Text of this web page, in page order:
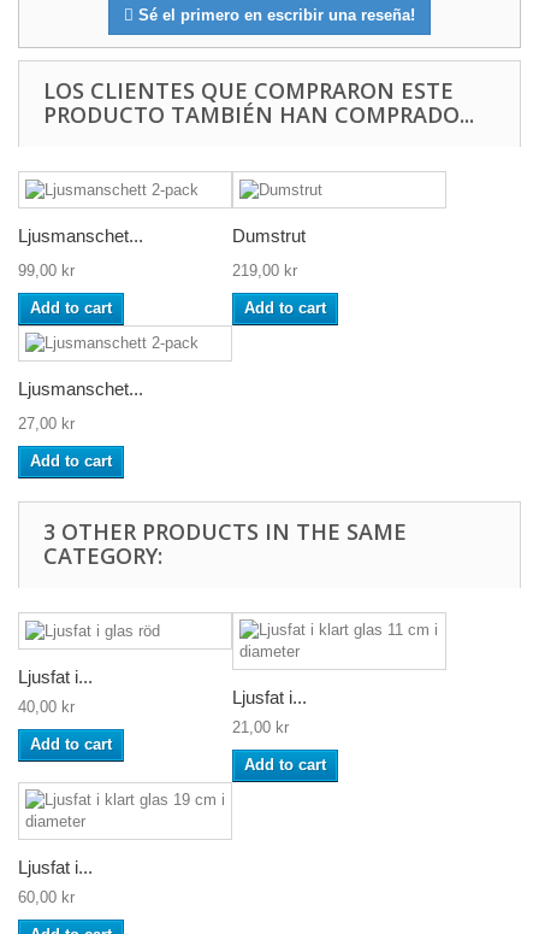
Sé el primero en escribir una reseña!
LOS CLIENTES QUE COMPRARON ESTE
PRODUCTO TAMBIÉN HAN COMPRADO...
Ljusmanschet...
99,00 kr
Add to cart
Dumstrut
219,00 kr
Add to cart
Ljusmanschet...
27,00 kr
Add to cart
3 OTHER PRODUCTS IN THE SAME
CATEGORY:
Ljusfat i...
40,00 kr
Add to cart
Ljusfat i...
21,00 kr
Add to cart
Ljusfat i...
60,00 kr